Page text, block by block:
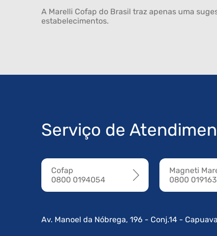
A Marelli Cofap do Brasil traz apenas uma
estabelecimentos.
Serviço de
Cofap
0800 0194054
Magneti
0800
Av. Manoel da Nóbrega, 196 - Conj.14 -